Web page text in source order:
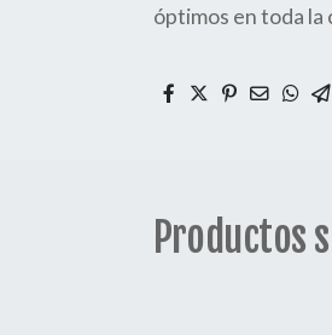
óptimos en toda la
Productos